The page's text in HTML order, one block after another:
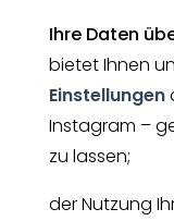
Ihre Daten
bietet Ihnen
Einstellungen
Instagram –
zu lassen;
der Nutzung